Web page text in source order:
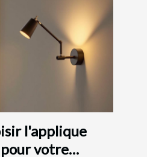
l'applique
votre